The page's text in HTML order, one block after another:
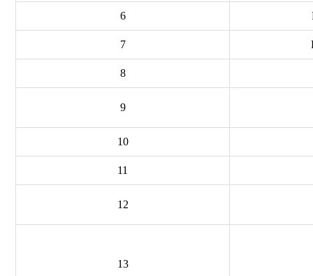
6
7
8
9
10
11
12
13